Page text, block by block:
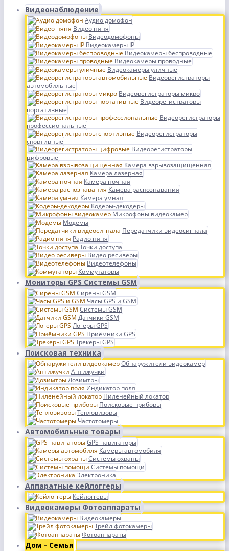
Видеонаблюдение
Аудио домофон
Видео няня
Видеодомофоны
Видеокамеры IP
Видеокамеры беспроводные
Видеокамеры проводные
Видеокамеры уличные
Видеорегистраторы
автомобильные
Видеорегистраторы микро
Видеорегистраторы
портативные
Видеорегистраторы
профессиональные
Видеорегистраторы
спортивные
Видеорегистраторы
цифровые
Камера взрывозащищенная
Камера лазерная
Камера ночная
Камера распознавания
Камера умная
Кодеры-декодеры
Микрофоны видеокамер
Модемы
Передатчики видеосигнала
Радио няня
Точки доступа
Видео ресиверы
Видеотелефоны
Коммутаторы
Мониторы GPS Системы GSM
Сирены GSM
Часы GPS и GSM
Системы GSM
Датчики GSM
Логеры GPS
Приёмники GPS
Трекеры GPS
Поисковая техника
Обнаружители видеокамер
Антижучки
Дозимтры
Индикатор поля
Ниленейный локатор
Поисковые приборы
Тепловизоры
Частотомеры
Автомобильные товары
GPS навигаторы
Камеры автомобиля
Системы охраны
Системы помощи
Электроника
Аппаратные кейлоггеры
Кейлоггеры
Видеокамеры Фотоаппараты
Видеокамеры
Трейл фотокамеры
Фотоаппараты
Дом - Семья